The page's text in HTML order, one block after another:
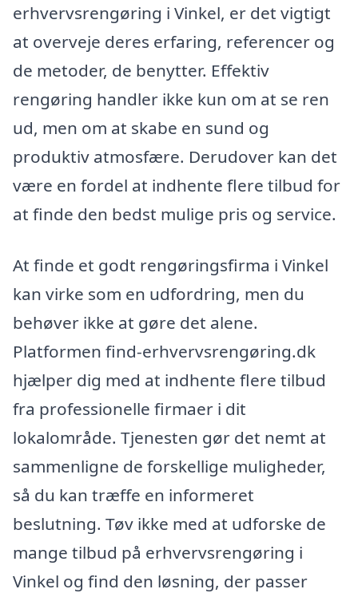
erhvervsrengøring i Vinkel, er det vigtigt
at overveje deres erfaring, referencer og
de metoder, de benytter. Effektiv
rengøring handler ikke kun om at se ren
ud, men om at skabe en sund og
produktiv atmosfære. Derudover kan det
være en fordel at indhente flere tilbud for
at finde den bedst mulige pris og service.
At finde et godt rengøringsfirma i Vinkel
kan virke som en udfordring, men du
behøver ikke at gøre det alene.
Platformen find-erhvervsrengøring.dk
hjælper dig med at indhente flere tilbud
fra professionelle firmaer i dit
lokalområde. Tjenesten gør det nemt at
sammenligne de forskellige muligheder,
så du kan træffe en informeret
beslutning. Tøv ikke med at udforske de
mange tilbud på erhvervsrengøring i
Vinkel og find den løsning, der passer